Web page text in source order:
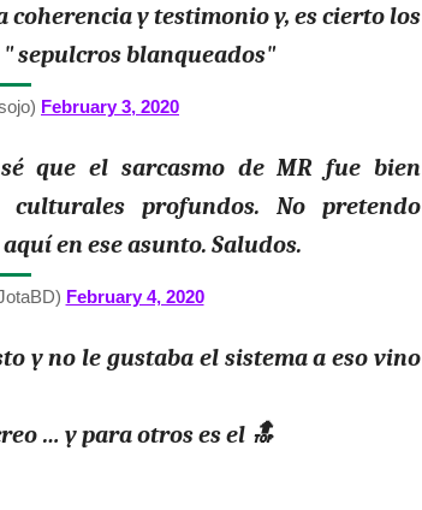
coherencia y testimonio y, es cierto los
" sepulcros blanqueados"
February 3, 2020
que el sarcasmo de MR fue bien
profundos. No pretendo
en ese asunto. Saludos.
February 4, 2020
y no le gustaba el sistema a eso vino
… y para otros es el 🔝